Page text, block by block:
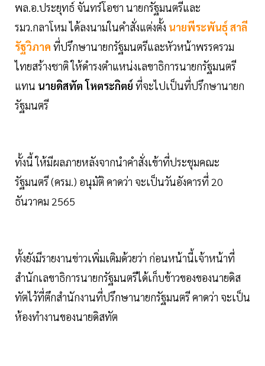
พล.อ.ประยุทธ์ จันทร์โอชา นายกรัฐมนตรีและ
รมว.กลาโหม ได้ลงนามในคำสั่งแต่งตั้ง นายพีระพันธุ์ สาลี
รัฐวิภาค ที่ปรึกษานายกรัฐมนตรีและหัวหน้าพรรครวม
ไทยสร้างชาติ ให้ดำรงตำแหน่งเลขาธิการนายกรัฐมนตรี
แทน นายดิสทัต โหตระกิตย์ ที่จะไปเป็นที่ปรึกษานายก
รัฐมนตรี
ทั้งนี้ ให้มีผลภายหลังจากนำคำสั่งเข้าที่ประชุมคณะ
รัฐมนตรี (ครม.) อนุมัติ คาดว่า จะเป็นวันอังคารที่ 20
ธันวาคม 2565
ทั้งยังมีรายงานข่าวเพิ่มเติมด้วยว่า ก่อนหน้านี้เจ้าหน้าที่
สำนักเลขาธิการนายกรัฐมนตรีได้เก็บข้าวของของนายดิส
ทัตไว้ที่ตึกสำนักงานที่ปรึกษานายกรัฐมนตรี คาดว่า จะเป็น
ห้องทำงานของนายดิสทัต